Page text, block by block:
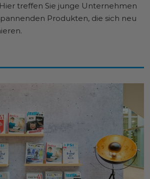
treffen Sie junge Unternehmen
Produkten, die sich neu